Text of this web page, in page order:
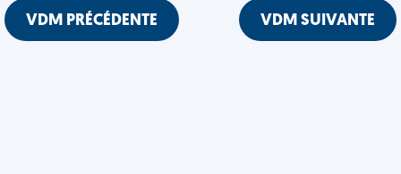
VDM PRÉCÉDENTE VDM SUIVANTE